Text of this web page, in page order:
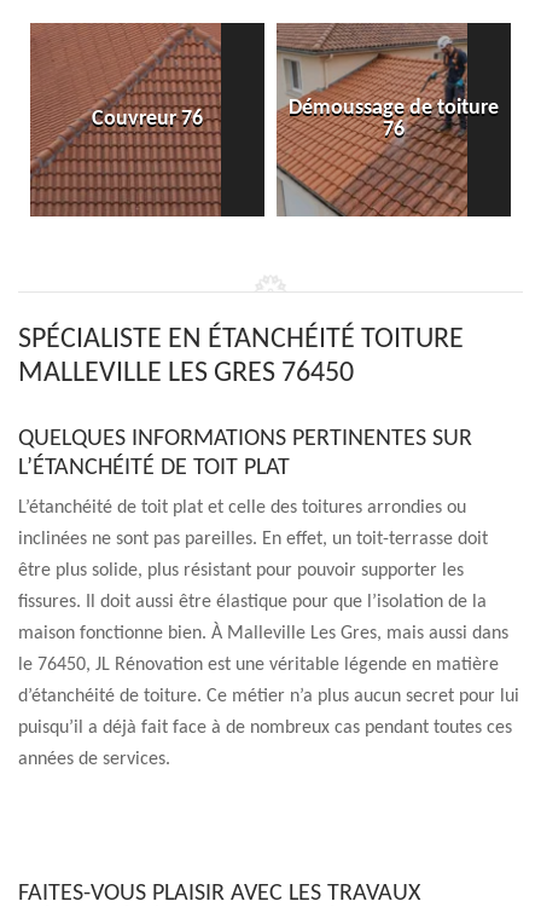
76
Démoussage de toiture
76
Etanchéité
SPÉCIALISTE EN ÉTANCHÉITÉ TOITURE
MALLEVILLE LES GRES 76450
QUELQUES INFORMATIONS PERTINENTES SUR
L’ÉTANCHÉITÉ DE TOIT PLAT
L’étanchéité de toit plat et celle des toitures arrondies ou
inclinées ne sont pas pareilles. En effet, un toit-terrasse doit
être plus solide, plus résistant pour pouvoir supporter les
fissures. Il doit aussi être élastique pour que l’isolation de la
maison fonctionne bien. À Malleville Les Gres, mais aussi dans
le 76450, JL Rénovation est une véritable légende en matière
d’étanchéité de toiture. Ce métier n’a plus aucun secret pour lui
puisqu’il a déjà fait face à de nombreux cas pendant toutes ces
années de services.
FAITES-VOUS PLAISIR AVEC LES TRAVAUX